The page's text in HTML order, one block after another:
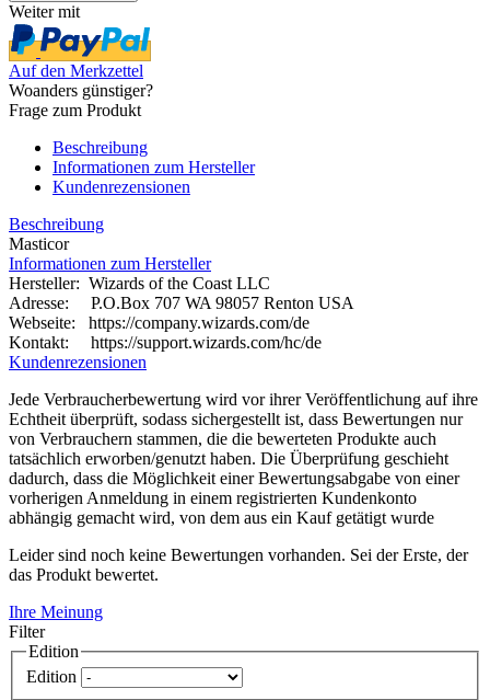
Weiter mit
Auf den Merkzettel
Woanders günstiger?
Frage zum Produkt
Beschreibung
Informationen zum Hersteller
Kundenrezensionen
Beschreibung
Masticor
Informationen zum Hersteller
Hersteller: Wizards of the Coast LLC
Adresse: P.O.Box 707 WA 98057 Renton USA
Webseite:
https://company.wizards.com/de
Kontakt: https://support.wizards.com/hc/de
Kundenrezensionen
Jede Verbraucherbewertung wird vor ihrer Veröffentlichung auf ihre
Echtheit überprüft, sodass sichergestellt ist, dass Bewertungen nur
von Verbrauchern stammen, die die bewerteten Produkte auch
tatsächlich erworben/genutzt haben. Die Überprüfung geschieht
dadurch, dass die Möglichkeit einer Bewertungsabgabe von einer
vorherigen Anmeldung in einem registrierten Kundenkonto
abhängig gemacht wird, von dem aus ein Kauf getätigt wurde
Leider sind noch keine Bewertungen vorhanden. Sei der Erste, der
das Produkt bewertet.
Ihre Meinung
Filter
Edition
Edition